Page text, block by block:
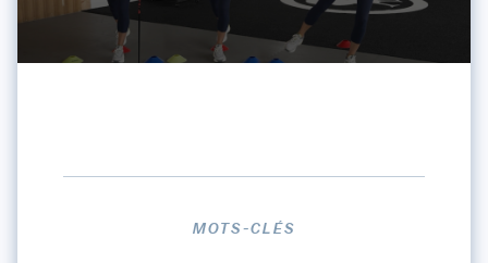
MOTS-CLÉS